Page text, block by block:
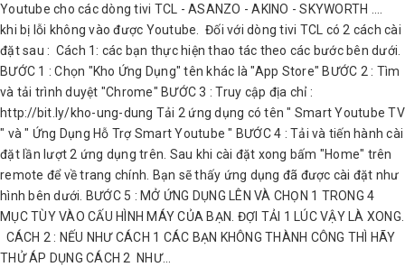
Youtube cho các dòng tivi TCL - ASANZO - AKINO - SKYWORTH ....
khi bị lỗi không vào được Youtube. Đối với dòng tivi TCL có 2 cách cài
đặt sau : Cách 1: các bạn thực hiện thao tác theo các bước bên dưới.
BƯỚC 1 : Chọn "Kho Ứng Dụng" tên khác là "App Store" BƯỚC 2 : Tìm
và tải trình duyệt "Chrome" BƯỚC 3 : Truy cập địa chỉ :
http://bit.ly/kho-ung-dung Tải 2 ứng dụng có tên " Smart Youtube TV
" và " Ứng Dụng Hỗ Trợ Smart Youtube " BƯỚC 4 : Tải và tiến hành cài
đặt lần lượt 2 ứng dụng trên. Sau khi cài đặt xong bấm "Home" trên
remote để về trang chính. Bạn sẽ thấy ứng dụng đã được cài đặt như
hình bên dưới. BƯỚC 5 : MỞ ỨNG DỤNG LÊN VÀ CHỌN 1 TRONG 4
MỤC TÙY VÀO CẤU HÌNH MÁY CỦA BẠN. ĐỢI TẢI 1 LÚC VẬY LÀ XONG.
CÁCH 2 : NẾU NHƯ CÁCH 1 CÁC BẠN KHÔNG THÀNH CÔNG THÌ HÃY
THỬ ÁP DỤNG CÁCH 2 NHƯ...